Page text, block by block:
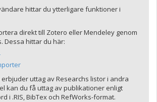
hittar du ytterligare funktioner i
direkt till Zotero eller Mendeley genom
Dessa hittar du här:
erbjuder uttag av Researchs listor i andra
kan du få uttag av publikationer enligt
i .RIS, BibTex och RefWorks-format.